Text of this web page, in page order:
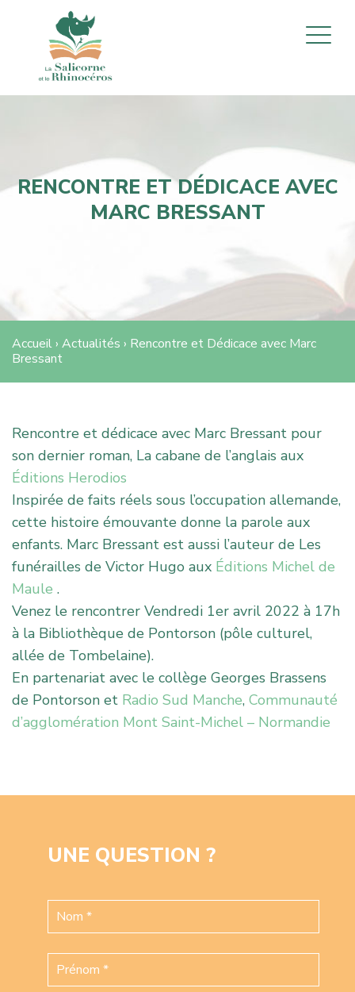
RENCONTRE ET DÉDICACE AVEC
MARC BRESSANT
Accueil› Actualités › Rencontre et Dédicace avec Marc
Bressant
Rencontre et dédicace avec Marc Bressant pour
son dernier roman, La cabane de l’anglais aux
Éditions Herodios
Inspirée de faits réels sous l’occupation allemande,
cette histoire émouvante donne la parole aux
enfants. Marc Bressant est aussi l’auteur de Les
funérailles de Victor Hugo aux Éditions Michel de
Maule .
Venez le rencontrer Vendredi 1er avril 2022 à 17h
à la Bibliothèque de Pontorson (pôle culturel,
allée de Tombelaine).
En partenariat avec le collège Georges Brassens
de Pontorson et Radio Sud Manche, Communauté
d’agglomération Mont Saint-Michel – Normandie
UNE QUESTION ?